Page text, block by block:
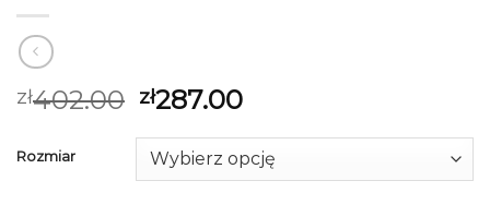
zł402.00 zł287.00
Rozmiar